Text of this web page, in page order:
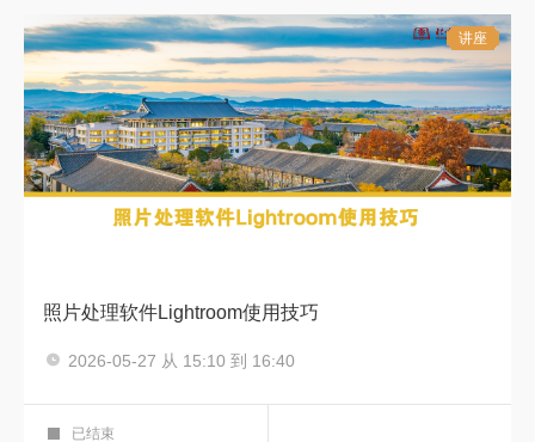
讲座
照片处理软件Lightroom使用技巧
主讲人：宋庆生
2026-05-27 从 15:10 到 16:40
图书馆培训教室208+在线
已结束